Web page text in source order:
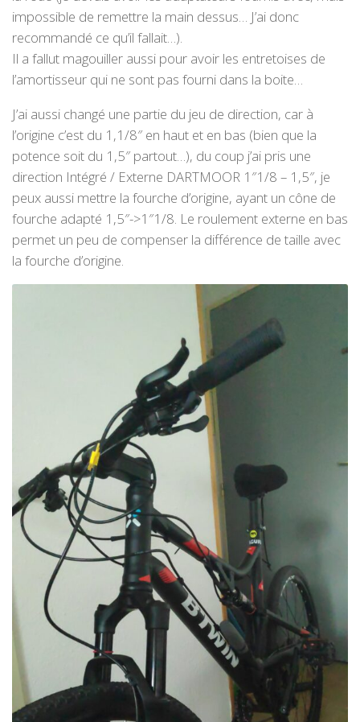
impossible de remettre la main dessus… J’ai donc
recommandé ce qu’il fallait…).
Il a fallut magouiller aussi pour avoir les entretoises de
l’amortisseur qui ne sont pas fourni dans la boite…
J’ai aussi changé une partie du jeu de direction, car à
l’origine c’est du 1,1/8″ en haut et en bas (bien que la
potence soit du 1,5″ partout…), du coup j’ai pris une
direction Intégré / Externe DARTMOOR 1″1/8 – 1,5″, je
peux aussi mettre la fourche d’origine, ayant un cône de
fourche adapté 1,5″->1″1/8. Le roulement externe en bas
permet un peu de compenser la différence de taille avec
la fourche d’origine.